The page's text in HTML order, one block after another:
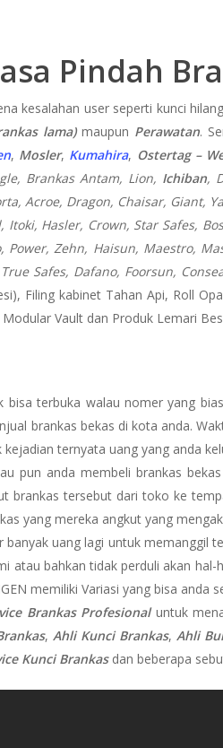
Pindah
kesalahan user seperti kunci
lama)maupun Perawatan.
, Mosler, Kumahira, Ostertag –
Brankas Antam, Lion, Ichiban,
Acroe, Dragon, Chaisar, Giant,
Hasler, Crown, Star Safes,
Zehn, Haisun, Maestro,
Safes, Dafano, Foorsun,
Filing kabinet Tahan Api, Roll
Vault dan Produk Lemari
terbuka walau nomer yang
brankas bekas di kota anda.
ternyata uang yang anda
pun anda membeli brankas
tersebut dari toko ke
yang mereka angkut yang
uang lagi untuk memanggil
bahkan tidak perduli akan hal-
memiliki Variasi yang bisa anda
Brankas Profesionaluntuk
, Ahli Kunci Brankas,Ahli
Kunci Brankasdan beberapa